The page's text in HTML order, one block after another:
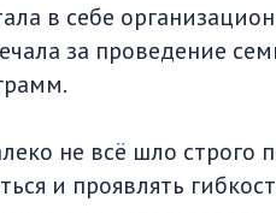
в себе
за проведение
не всё шло строго
и проявлять